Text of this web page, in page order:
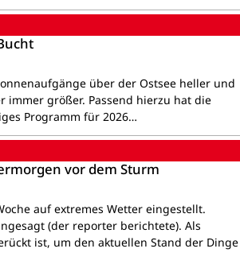
über der Ostsee heller und
immer größer. Passend hierzu hat die
Programm für 2026…
vor dem Sturm
auf extremes Wetter eingestellt.
(der reporter berichtete). Als
ist, um den aktuellen Stand der Dinge